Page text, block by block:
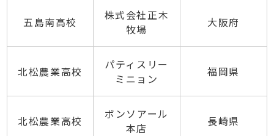
五島南高校
株式会社正木
牧場
大阪府
北松農業高校
パティスリー
ミニョン
福岡県
北松農業高校
ボンソアール
本店
長崎県